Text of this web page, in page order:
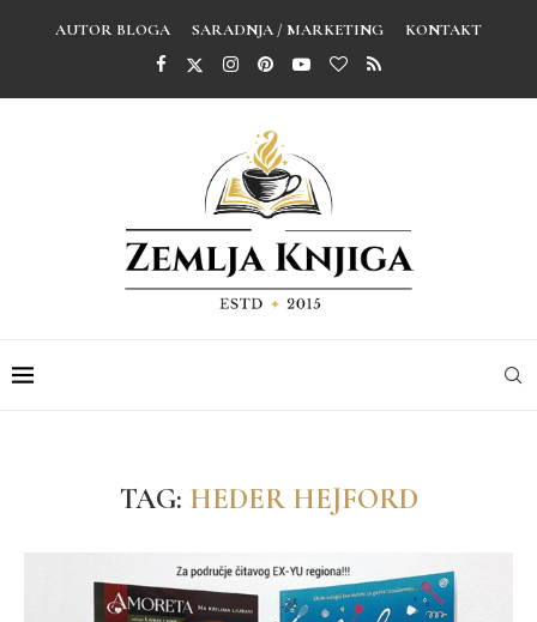
AUTOR BLOGA SARADNJA / MARKETING KONTAKT
TAG: HEDER HEJFORD